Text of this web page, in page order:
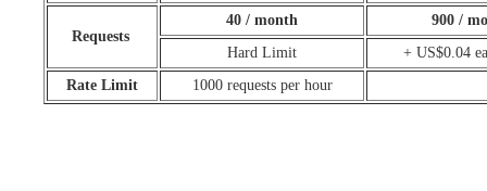
Requests
40 / month
900 /
Hard Limit
+ US$0.04
Rate Limit
1000 requests per hour